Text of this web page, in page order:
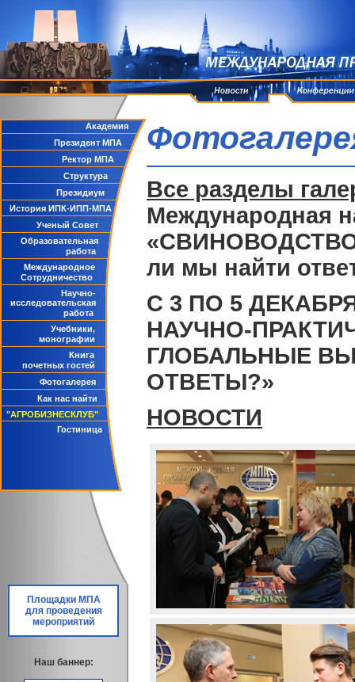
Академия
Президент МПА
Ректор МПА
Структура
Президиум
История ИПК-ИПП-МПА
Ученый Совет
Образовательная
работа
Международное
Сотрудничество
Научно-
исследовательская
работа
Учебники,
монографии
Книга
почетных гостей
Фотогалерея
Как нас найти
"АГРОБИЗНЕСКЛУБ"
Гостиница
Площадки МПА
для проведения
мероприятий
Наш баннер:
Все разделы
Международная
«СВИНОВОДСТВО-
ли мы найти
С 3 ПО 5
НАУЧНО-
ГЛОБАЛЬНЫЕ
ОТВЕТЫ?»
НОВОСТИ